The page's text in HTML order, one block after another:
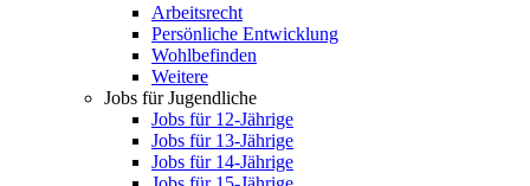
Arbeitsrecht
Persönliche Entwicklung
Wohlbefinden
Weitere
Jobs für Jugendliche
Jobs für 12-Jährige
Jobs für 13-Jährige
Jobs für 14-Jährige